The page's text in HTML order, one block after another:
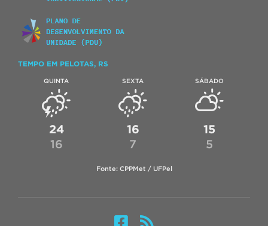
TEMPO EM PELOTAS, RS
QUINTA
24
16
SEXTA
16
7
SÁBADO
15
5
Fonte: CPPMet / UFPel